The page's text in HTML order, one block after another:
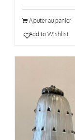
Ajouter au panier
Add to Wishlist